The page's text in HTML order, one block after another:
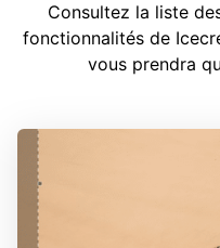
Consultez la liste
fonctionnalités de
vous prendra